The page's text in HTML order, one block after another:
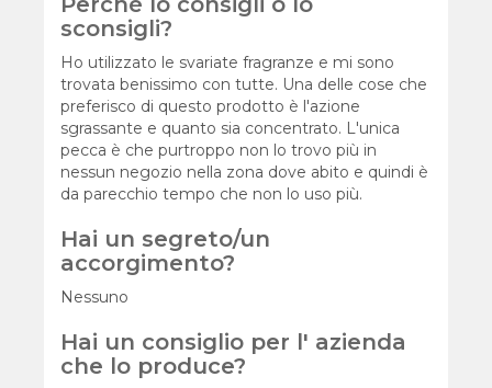
sconsigli?
Ho utilizzato le svariate fragranze e mi sono
trovata benissimo con tutte. Una delle cose che
preferisco di questo prodotto è l'azione
sgrassante e quanto sia concentrato. L'unica
pecca è che purtroppo non lo trovo più in
nessun negozio nella zona dove abito e quindi è
da parecchio tempo che non lo uso più.
Hai un segreto/un
accorgimento?
Nessuno
Hai un consiglio per l' azienda
che lo produce?